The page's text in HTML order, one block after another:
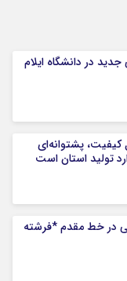
در دانشگاه ايلام
کیفیت، پشتوانه‌ای
تولید استان است
در خط مقدم *فرشته